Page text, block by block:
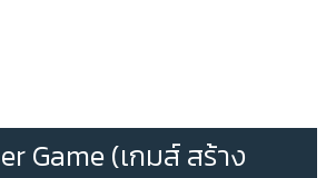
Game (เกมส์ สร้าง